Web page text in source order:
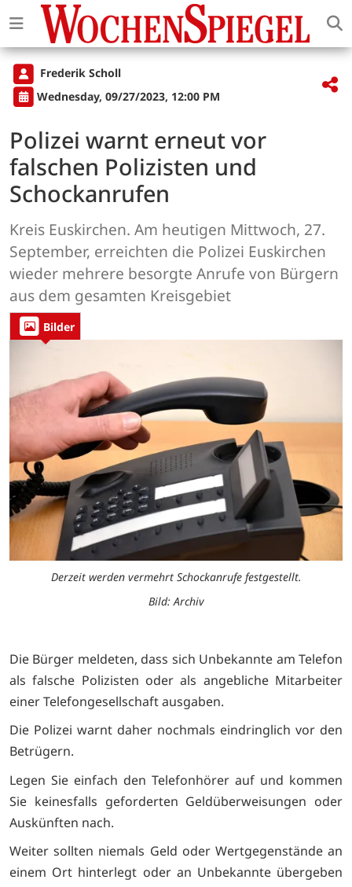
Frederik Scholl
Wednesday, 09/27/2023, 12:00 PM
Polizei warnt erneut vor
falschen Polizisten und
Schockanrufen
Kreis Euskirchen. Am heutigen Mittwoch, 27.
September, erreichten die Polizei Euskirchen
wieder mehrere besorgte Anrufe von Bürgern
aus dem gesamten Kreisgebiet
Bilder
Derzeit werden vermehrt Schockanrufe festgestellt.
Bild: Archiv
Die Bürger meldeten, dass sich Unbekannte am Telefon
als falsche Polizisten oder als angebliche Mitarbeiter
einer Telefongesellschaft ausgaben.
Die Polizei warnt daher nochmals eindringlich vor den
Betrügern.
Legen Sie einfach den Telefonhörer auf und kommen
Sie keinesfalls geforderten Geldüberweisungen oder
Auskünften nach.
Weiter sollten niemals Geld oder Wertgegenstände an
einem Ort hinterlegt oder an Unbekannte übergeben